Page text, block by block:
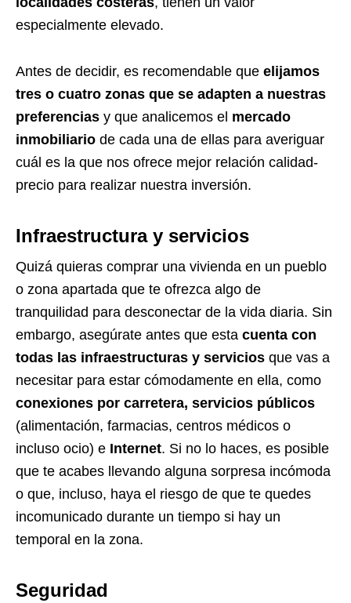
especialmente elevado.
Antes de decidir, es recomendable que elijamos
tres o cuatro zonas que se adapten a nuestras
preferencias y que analicemos el mercado
inmobiliario de cada una de ellas para averiguar
cuál es la que nos ofrece mejor relación calidad-
precio para realizar nuestra inversión.
Infraestructura y servicios
Quizá quieras comprar una vivienda en un pueblo
o zona apartada que te ofrezca algo de
tranquilidad para desconectar de la vida diaria. Sin
embargo, asegúrate antes que esta cuenta con
todas las infraestructuras y servicios que vas a
necesitar para estar cómodamente en ella, como
conexiones por carretera, servicios públicos
(alimentación, farmacias, centros médicos o
incluso ocio) e Internet. Si no lo haces, es posible
que te acabes llevando alguna sorpresa incómoda
o que, incluso, haya el riesgo de que te quedes
incomunicado durante un tiempo si hay un
temporal en la zona.
Seguridad